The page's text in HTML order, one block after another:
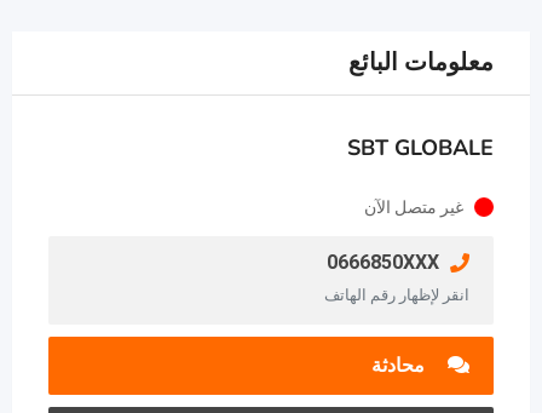
معلومات البائع
SBT GLOBALE
غير متصل الآن
0666850XXX
انقر لإظهار رقم الهاتف
محادثة